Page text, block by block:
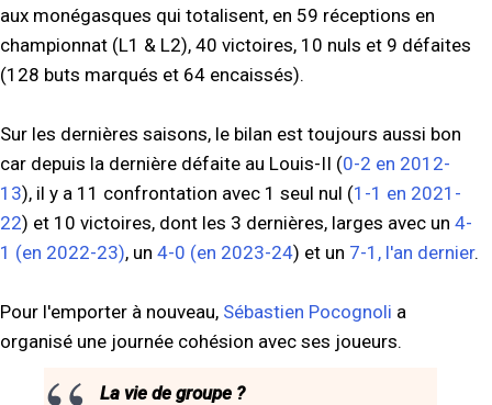
aux monégasques qui totalisent, en 59 réceptions en
championnat (L1 & L2), 40 victoires, 10 nuls et 9 défaites
(128 buts marqués et 64 encaissés).
Sur les dernières saisons, le bilan est toujours aussi bon
car depuis la dernière défaite au Louis-II (0-2 en 2012-
13), il y a 11 confrontation avec 1 seul nul (1-1 en 2021-
22) et 10 victoires, dont les 3 dernières, larges avec un 4-
1 (en 2022-23), un 4-0 (en 2023-24) et un 7-1, l'an dernier.
Pour l'emporter à nouveau, Sébastien Pocognoli a
organisé une journée cohésion avec ses joueurs.
La vie de groupe ?